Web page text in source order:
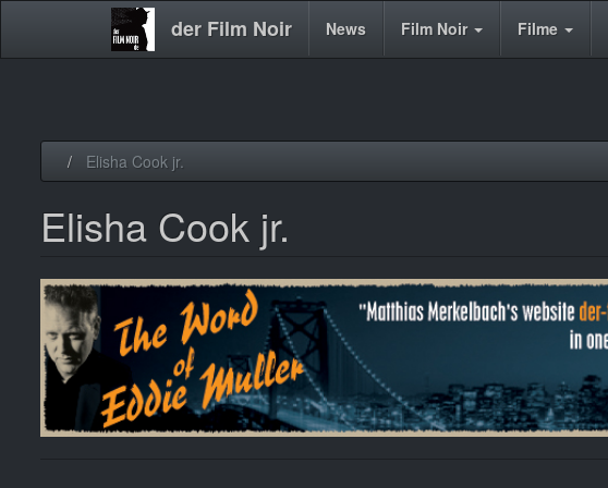
der Film Noir
Main News Film Noir Filme
Elisha Cook jr.
Elisha Cook jr.